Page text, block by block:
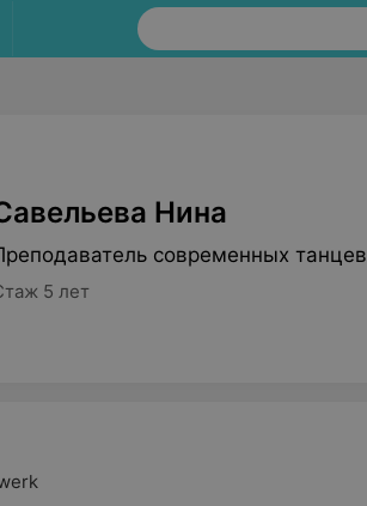
Нина
современных танцев
5 лет